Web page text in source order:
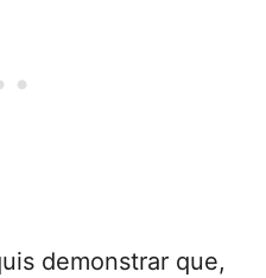
demonstrar que,